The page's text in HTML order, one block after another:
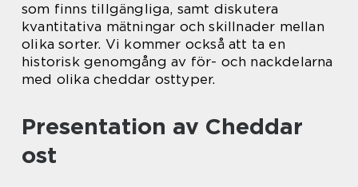
som finns tillgängliga, samt diskutera
kvantitativa mätningar och skillnader mellan
olika sorter. Vi kommer också att ta en
historisk genomgång av för- och nackdelarna
med olika cheddar osttyper.
Presentation av Cheddar
ost